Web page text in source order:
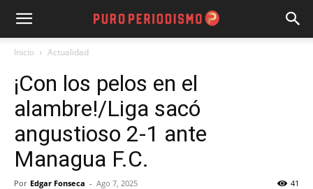
Inicio Actualidad
¡Con los pelos en el
alambre!/Liga sacó
angustioso 2-1 ante
Managua F.C.
Por Edgar Fonseca - Ago 7, 2025 41